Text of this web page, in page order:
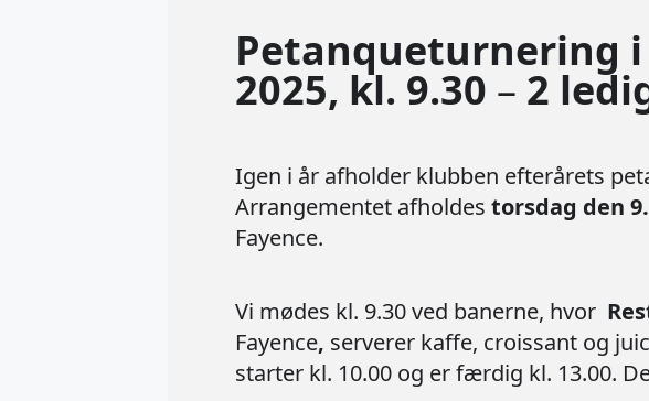
Petanqueturnering
2025, kl. 9.30 – 2
Igen i år afholder klubben efterårets
Arrangementet afholdes torsdag den
Fayence.
Vi mødes kl. 9.30 ved banerne, hvor
Fayence, serverer kaffe, croissant og
starter kl. 10.00 og er færdig kl. 13.00.